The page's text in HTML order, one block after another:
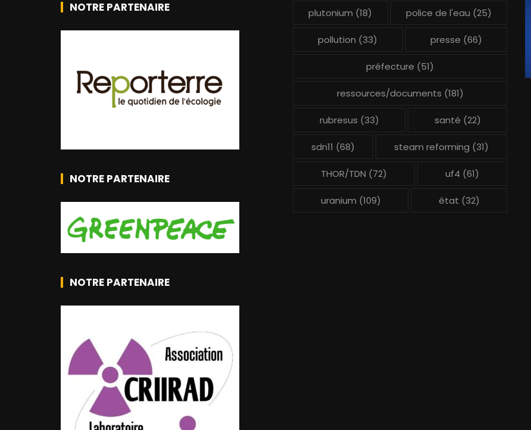
NOTRE PARTENAIRE
NOTRE PARTENAIRE
NOTRE PARTENAIRE
plutonium (18) police de l'eau (25)
pollution (33) presse (66)
préfecture (51)
ressources/documents (181)
rubresus (33) santé (22)
sdn11 (68) steam reforming (31)
THOR/TDN (72) uf4 (61)
uranium (109) état (32)